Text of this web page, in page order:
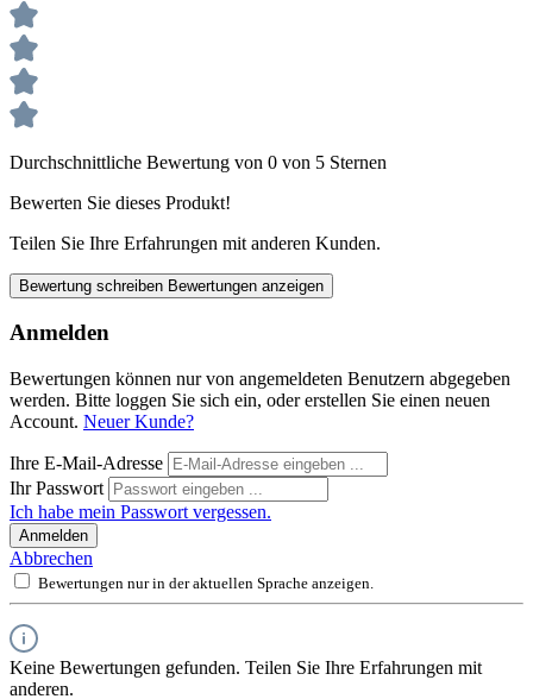
Durchschnittliche Bewertung von 0 von 5 Sternen
Bewerten Sie dieses Produkt!
Teilen Sie Ihre Erfahrungen mit anderen Kunden.
Bewertung schreiben Bewertungen anzeigen
Anmelden
Bewertungen können nur von angemeldeten Benutzern abgegeben
werden. Bitte loggen Sie sich ein, oder erstellen Sie einen neuen
Account. Neuer Kunde?
Ihre E-Mail-Adresse
Ihr Passwort
Ich habe mein Passwort vergessen.
Anmelden
Abbrechen
Bewertungen nur in der aktuellen Sprache anzeigen.
Keine Bewertungen gefunden. Teilen Sie Ihre Erfahrungen mit
anderen.